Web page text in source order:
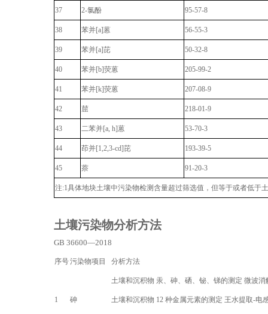
37 2-氯酚 95-57-8
38 苯并[a]蒽 56-55-3
39 苯并[a]芘 50-32-8
40 苯并[b]荧蒽 205-99-2
41 苯并[k]荧蒽 207-08-9
42 䓛 218-01-9
43 二苯并[a, h]蒽 53-70-3
44 茚并[1,2,3-cd]芘 193-39-5
45 萘 91-20-3
注:1具体地块土壤中污染物检测含量超过筛选值，但等于或者低于
土壤污染物分析方法
GB 36600—2018
序号污染物项目 分析方法
1 砷
土壤和沉积物 汞、砷、硒、铋、锑的测定 微波消
土壤和沉积物 12 种金属元素的测定 王水提取-电